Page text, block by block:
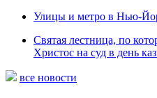
Улицы и метро в Нью-
Святая лестница, по
Христос на суд в день
все новости